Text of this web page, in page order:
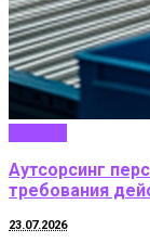
Аутсорсинг
требования
23.07.2026